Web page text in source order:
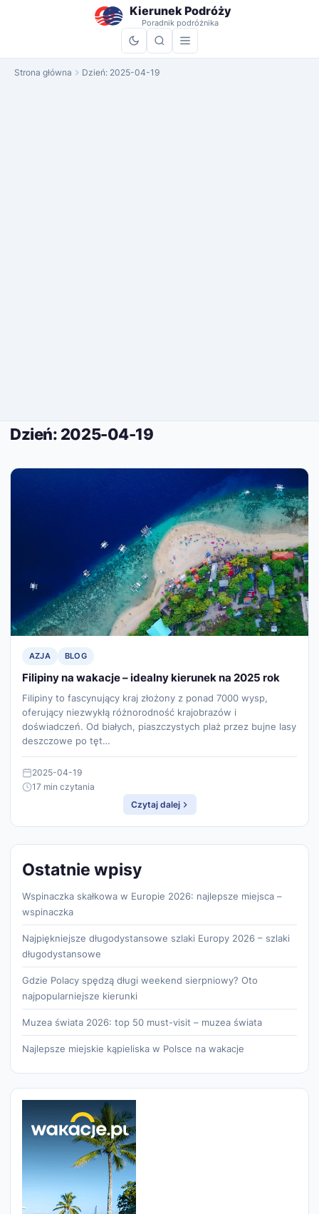
Kierunek Podróży
Poradnik podróżnika
Strona główna Dzień: 2025-04-19
Dzień: 2025-04-19
AZJA BLOG
Filipiny na wakacje – idealny kierunek na 2025 rok
Filipiny to fascynujący kraj złożony z ponad 7000 wysp,
oferujący niezwykłą różnorodność krajobrazów i
doświadczeń. Od białych, piaszczystych plaż przez bujne lasy
deszczowe po tęt…
2025-04-19
17 min czytania
Czytaj dalej
Ostatnie wpisy
Wspinaczka skałkowa w Europie 2026: najlepsze miejsca –
wspinaczka
Najpiękniejsze długodystansowe szlaki Europy 2026 – szlaki
długodystansowe
Gdzie Polacy spędzą długi weekend sierpniowy? Oto
najpopularniejsze kierunki
Muzea świata 2026: top 50 must-visit – muzea świata
Najlepsze miejskie kąpieliska w Polsce na wakacje